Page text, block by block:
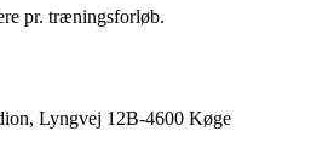
pr. træningsforløb.
Lyngvej 12B-4600 Køge